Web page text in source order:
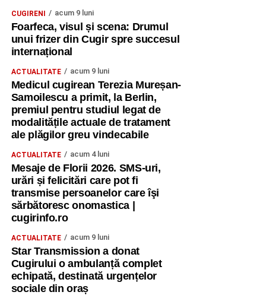
CUGIRENI acum 9 luni
Foarfeca, visul și scena: Drumul
unui frizer din Cugir spre succesul
internațional
ACTUALITATE acum 9 luni
Medicul cugirean Terezia Mureșan-
Samoilescu a primit, la Berlin,
premiul pentru studiul legat de
modalitățile actuale de tratament
ale plăgilor greu vindecabile
ACTUALITATE acum 4 luni
Mesaje de Florii 2026. SMS-uri,
urări și felicitări care pot fi
transmise persoanelor care îşi
sărbătoresc onomastica |
cugirinfo.ro
ACTUALITATE acum 9 luni
Star Transmission a donat
Cugirului o ambulanță complet
echipată, destinată urgențelor
sociale din oraș